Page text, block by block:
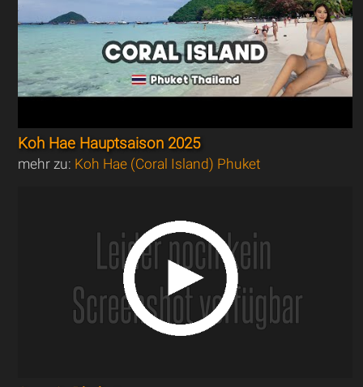
Koh Hae Hauptsaison 2025
mehr zu: Koh Hae (Coral Island) Phuket